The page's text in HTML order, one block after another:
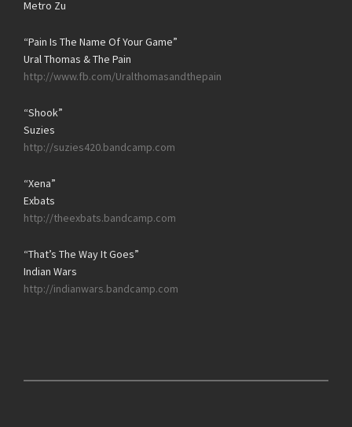
Metro Zu
“Pain Is The Name Of Your Game”
Ural Thomas & The Pain
http://www.fb.com/Uralthomasandthepain
“Shook”
Suzies
http://suzies420.bandcamp.com
“Xena”
Exbats
http://theexbats.bandcamp.com
“That’s The Way It Goes”
Indian Wars
http://indianwars.bandcamp.com